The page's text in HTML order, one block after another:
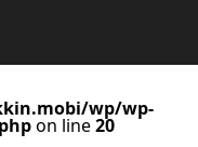
wp/wp-
on line20